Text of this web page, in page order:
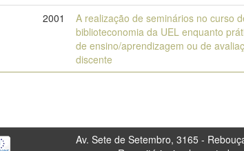
2001
A realização de seminários no curso
biblioteconomia da UEL enquanto
de ensino/aprendizagem ou de
discente
Av. Sete de Setembro, 3165 -